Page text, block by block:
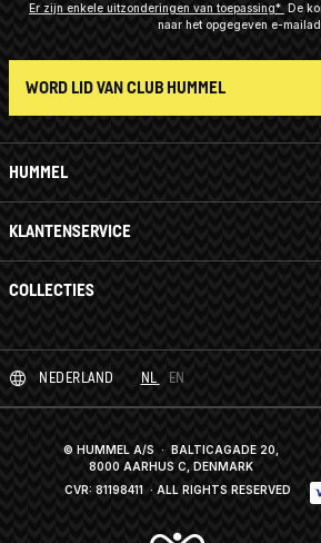
HUMMEL
KLANTENSERVICE
COLLECTIES
Er zijn enkele uitzonderingen van toepassing* De
naar het opgegeven e-
WORD LID VAN CLUB HUMMEL
NEDERLAND NL EN
© HUMMEL A/S · BALTICAGADE 20,
8000 AARHUS C, DENMARK
CVR: 81198411
· ALL RIGHTS RESERVED